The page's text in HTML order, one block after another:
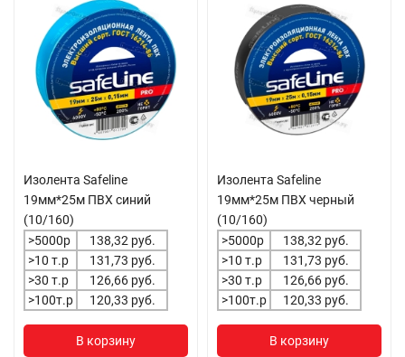
Изолента Safeline
19мм*25м ПВХ синий
(10/160)
>5000р
138,32 руб.
>10 т.р
131,73 руб.
>30 т.р
126,66 руб.
>100т.р
120,33 руб.
В корзину
Изолента Safeline
19мм*25м ПВХ черный
(10/160)
>5000р
138,32 руб.
>10 т.р
131,73 руб.
>30 т.р
126,66 руб.
>100т.р
120,33 руб.
В корзину